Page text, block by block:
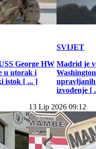
George HW
u utorak i
istok [ ... ]
SVIJET
Madrid je
upravljanih
izvođenje [
13 Lip 2026 09:12